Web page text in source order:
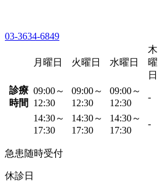
03-3634-6849
月曜日 火曜日 水曜日
木
曜
日
診療
時間
09:00～
12:30
09:00～
12:30
09:00～
12:30
-
14:30～
17:30
14:30～
17:30
14:30～
17:30
-
急患随時受付
休診日